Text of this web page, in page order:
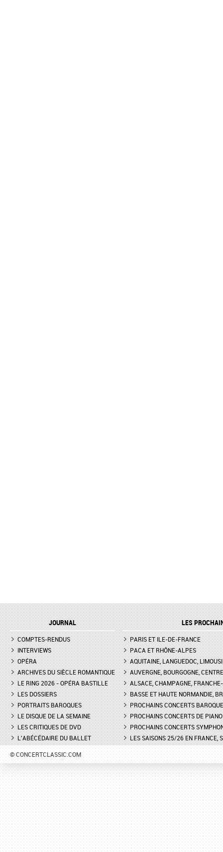
JOURNAL
COMPTES-RENDUS
INTERVIEWS
OPÉRA
ARCHIVES DU SIÈCLE ROMANTIQUE
LE RING 2026 - OPÉRA BASTILLE
LES DOSSIERS
PORTRAITS BAROQUES
LE DISQUE DE LA SEMAINE
LES CRITIQUES DE DVD
L'ABÉCÉDAIRE DU BALLET
LES
PARIS ET ILE-DE-FRANCE
PACA ET RHÔNE-ALPES
AQUITAINE, LANGUEDOC,
AUVERGNE, BOURGOGNE, CENTRE
ALSACE, CHAMPAGNE,
BASSE ET HAUTE NORMANDIE,
PROCHAINS CONCERTS
PROCHAINS CONCERTS DE PIANO
PROCHAINS CONCERTS
LES SAISONS 25/26 EN FRANCE,
© CONCERTCLASSIC.COM